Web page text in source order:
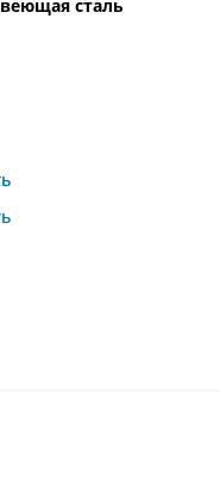
сталь